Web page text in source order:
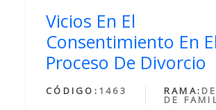
Vicios En El
Consentimiento En
Proceso De Divorcio
CÓDIGO: 1463 RAMA:
DE